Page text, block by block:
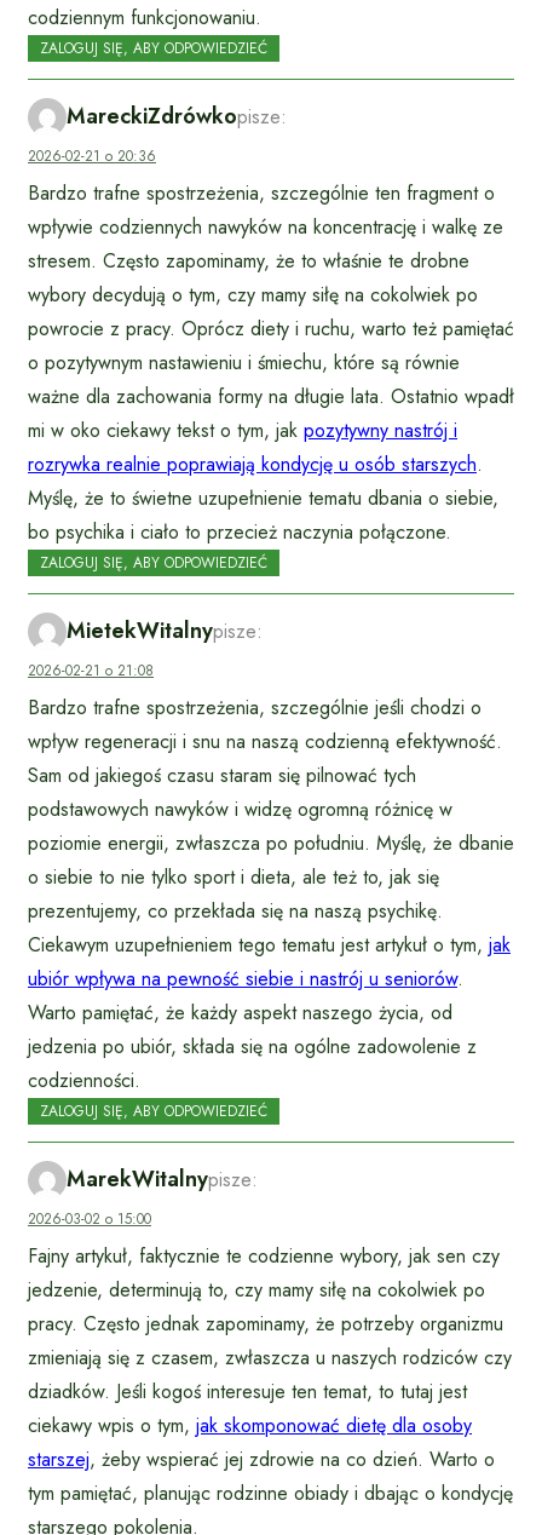
codziennym funkcjonowaniu.
ZALOGUJ SIĘ, ABY ODPOWIEDZIEĆ
MareckiZdrówkopisze:
2026-02-21 o 20:36
Bardzo trafne spostrzeżenia, szczególnie ten fragment o
wpływie codziennych nawyków na koncentrację i walkę ze
stresem. Często zapominamy, że to właśnie te drobne
wybory decydują o tym, czy mamy siłę na cokolwiek po
powrocie z pracy. Oprócz diety i ruchu, warto też pamiętać
o pozytywnym nastawieniu i śmiechu, które są równie
ważne dla zachowania formy na długie lata. Ostatnio wpadł
mi w oko ciekawy tekst o tym, jak pozytywny nastrój i
rozrywka realnie poprawiają kondycję u osób starszych.
Myślę, że to świetne uzupełnienie tematu dbania o siebie,
bo psychika i ciało to przecież naczynia połączone.
ZALOGUJ SIĘ, ABY ODPOWIEDZIEĆ
MietekWitalnypisze:
2026-02-21 o 21:08
Bardzo trafne spostrzeżenia, szczególnie jeśli chodzi o
wpływ regeneracji i snu na naszą codzienną efektywność.
Sam od jakiegoś czasu staram się pilnować tych
podstawowych nawyków i widzę ogromną różnicę w
poziomie energii, zwłaszcza po południu. Myślę, że dbanie
o siebie to nie tylko sport i dieta, ale też to, jak się
prezentujemy, co przekłada się na naszą psychikę.
Ciekawym uzupełnieniem tego tematu jest artykuł o tym, jak
ubiór wpływa na pewność siebie i nastrój u seniorów.
Warto pamiętać, że każdy aspekt naszego życia, od
jedzenia po ubiór, składa się na ogólne zadowolenie z
codzienności.
ZALOGUJ SIĘ, ABY ODPOWIEDZIEĆ
MarekWitalnypisze:
2026-03-02 o 15:00
Fajny artykuł, faktycznie te codzienne wybory, jak sen czy
jedzenie, determinują to, czy mamy siłę na cokolwiek po
pracy. Często jednak zapominamy, że potrzeby organizmu
zmieniają się z czasem, zwłaszcza u naszych rodziców czy
dziadków. Jeśli kogoś interesuje ten temat, to tutaj jest
ciekawy wpis o tym, jak skomponować dietę dla osoby
starszej, żeby wspierać jej zdrowie na co dzień. Warto o
tym pamiętać, planując rodzinne obiady i dbając o kondycję
starszego pokolenia.